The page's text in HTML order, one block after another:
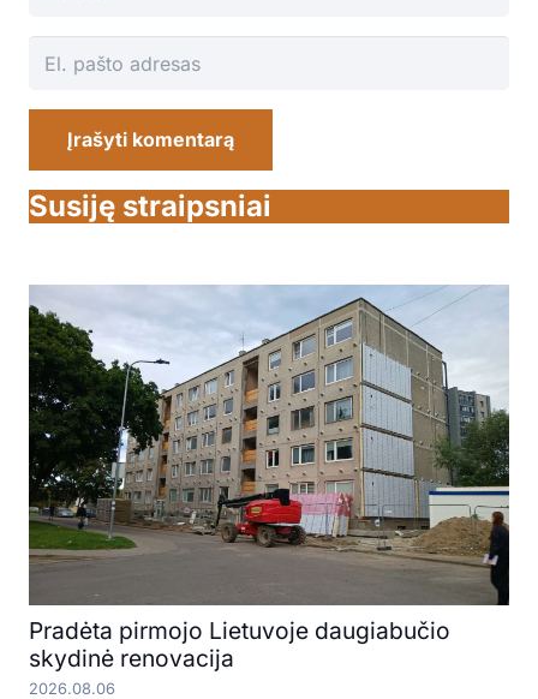
Įrašyti komentarą
Susiję straipsniai
Pradėta pirmojo Lietuvoje daugiabučio
skydinė renovacija
2026.08.06